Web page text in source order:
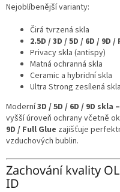
Nejoblíbenější varianty:
Čirá tvrzená skla
2.5D / 3D / 5D / 6D / 9D
Privacy skla (antispy)
Matná ochranná skla
Ceramic a hybridní skla
Ultra Strong zesílená skla
Moderní3D / 5D / 6D / 9D
vyšší úroveň ochrany včetně
9D / Full Glue zajišťuje
vzduchových bublin.
Zachování kvality
ID